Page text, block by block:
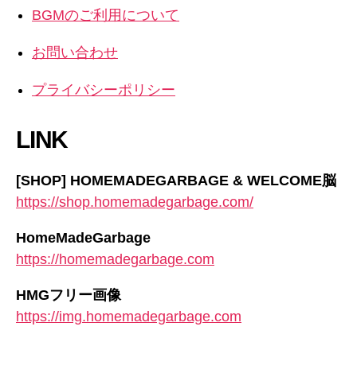
BGMのご利用について
お問い合わせ
プライバシーポリシー
LINK
[SHOP] HOMEMADEGARBAGE & WELCOME脳
https://shop.homemadegarbage.com/
HomeMadeGarbage
https://homemadegarbage.com
HMGフリー画像
https://img.homemadegarbage.com